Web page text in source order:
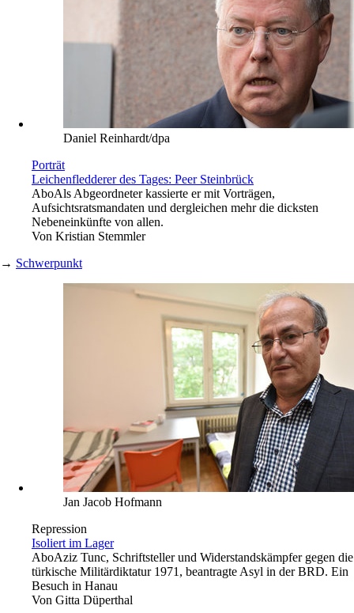
Daniel Reinhardt/dpa
Porträt
Leichenfledderer des Tages: Peer Steinbrück
AboAls Abgeordneter kassierte er mit Vorträgen,
Aufsichtsratsmandaten und dergleichen mehr die dicksten
Nebeneinkünfte von allen.
Von Kristian Stemmler
→ Schwerpunkt
Jan Jacob Hofmann
Repression
Isoliert im Lager
AboAziz Tunc, Schriftsteller und Widerstandskämpfer gegen die
türkische Militärdiktatur 1971, beantragte Asyl in der BRD. Ein
Besuch in Hanau
Von Gitta Düperthal